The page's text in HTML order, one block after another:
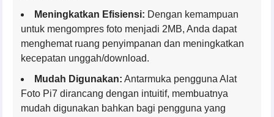
Meningkatkan Efisiensi: Dengan kemampuan
untuk mengompres foto menjadi 2MB, Anda dapat
menghemat ruang penyimpanan dan meningkatkan
kecepatan unggah/download.
Mudah Digunakan: Antarmuka pengguna Alat
Foto Pi7 dirancang dengan intuitif, membuatnya
mudah digunakan bahkan bagi pengguna yang